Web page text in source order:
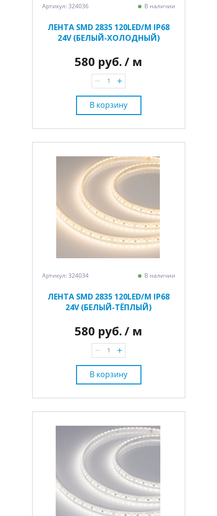
Артикул: 324036 В наличии
ЛЕНТА SMD 2835 120LED/M IP68
24V (БЕЛЫЙ-ХОЛОДНЫЙ)
580 руб./ м
В корзину
Артикул: 324034 В наличии
ЛЕНТА SMD 2835 120LED/M IP68
24V (БЕЛЫЙ-ТЁПЛЫЙ)
580 руб./ м
В корзину